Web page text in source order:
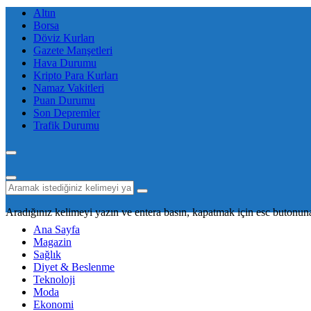
Altın
Borsa
Döviz Kurları
Gazete Manşetleri
Hava Durumu
Kripto Para Kurları
Namaz Vakitleri
Puan Durumu
Son Depremler
Trafik Durumu
Aradığınız kelimeyi yazın ve entera basın, kapatmak için esc
Ana Sayfa
Magazin
Sağlık
Diyet & Beslenme
Teknoloji
Moda
Ekonomi